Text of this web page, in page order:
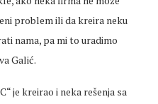
problem ili da kreira neku
nama, pa mi to uradimo
Galić.
je kreirao i neka rešenja sa